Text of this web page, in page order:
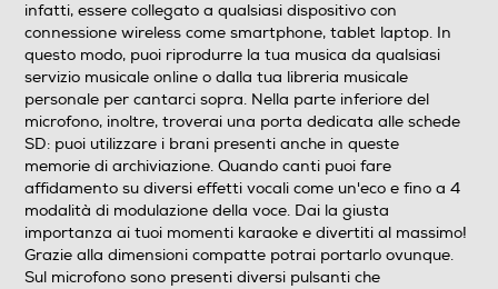
infatti, essere collegato a qualsiasi dispositivo con
connessione wireless come smartphone, tablet laptop. In
questo modo, puoi riprodurre la tua musica da qualsiasi
servizio musicale online o dalla tua libreria musicale
personale per cantarci sopra. Nella parte inferiore del
microfono, inoltre, troverai una porta dedicata alle schede
SD: puoi utilizzare i brani presenti anche in queste
memorie di archiviazione. Quando canti puoi fare
affidamento su diversi effetti vocali come un'eco e fino a 4
modalità di modulazione della voce. Dai la giusta
importanza ai tuoi momenti karaoke e divertiti al massimo!
Grazie alla dimensioni compatte potrai portarlo ovunque.
Sul microfono sono presenti diversi pulsanti che